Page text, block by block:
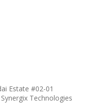
Estate #02-01
Technologies